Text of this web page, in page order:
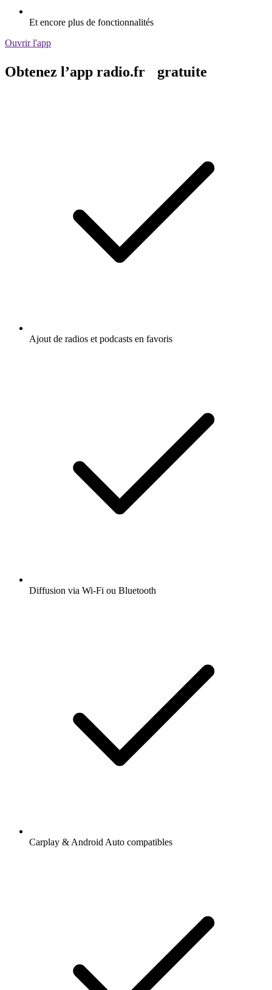
Et encore plus de fonctionnalités
Ouvrir l'app
Obtenez l’app radio.fr gratuite
Ajout de radios et podcasts en favoris
Diffusion via Wi-Fi ou Bluetooth
Carplay & Android Auto compatibles